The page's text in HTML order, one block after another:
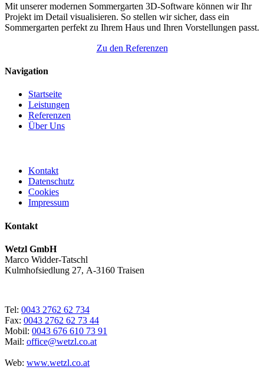
Mit unserer modernen Sommergarten 3D-Software können wir Ihr
Projekt im Detail visualisieren. So stellen wir sicher, dass ein
Sommergarten perfekt zu Ihrem Haus und Ihren Vorstellungen passt.
Zu den Referenzen
Navigation
Startseite
Leistungen
Referenzen
Über Uns
Kontakt
Datenschutz
Cookies
Impressum
Kontakt
Wetzl GmbH
Marco Widder-Tatschl
Kulmhofsiedlung 27, A-3160 Traisen
Tel: 0043 2762 62 734
Fax: 0043 2762 62 73 44
Mobil: 0043 676 610 73 91
Mail: office@wetzl.co.at
Web: www.wetzl.co.at